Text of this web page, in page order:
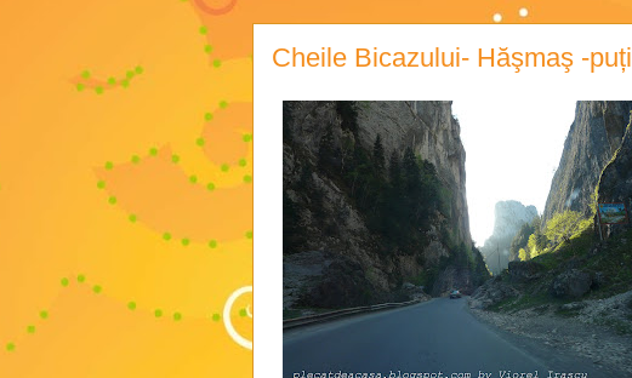
Cheile Bicazului- Hăşmaş -